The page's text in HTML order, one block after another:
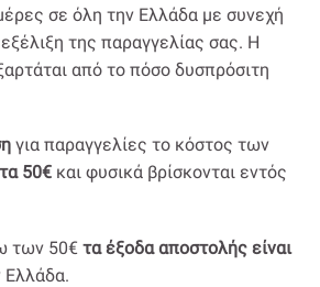
σε όλη την Ελλάδα με συνεχή
της παραγγελίας σας. Η
από το πόσο δυσπρόσιτη
για παραγγελίες το κόστος των
50€ και φυσικά βρίσκονται εντός
των 50€ τα έξοδα αποστολής είναι
Ελλάδα.